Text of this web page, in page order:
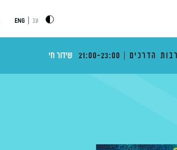
עב ENG
רבות הדרכים 21:00-23:00 שידור חי